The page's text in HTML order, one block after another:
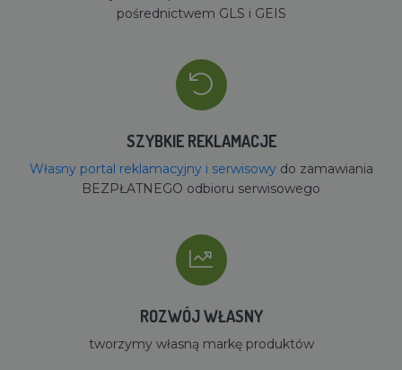
pośrednictwem GLS i GEIS
SZYBKIE REKLAMACJE
Własny portal reklamacyjny i serwisowydo zamawiania
BEZPŁATNEGO odbioru serwisowego
ROZWÓJ WŁASNY
tworzymy własną markę produktów